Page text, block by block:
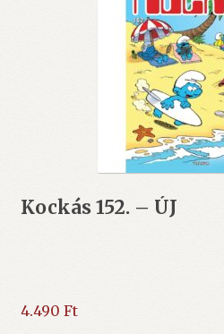
Kockás 152. – ÚJ
4.490 Ft